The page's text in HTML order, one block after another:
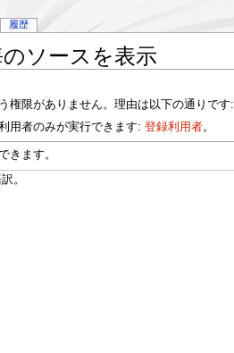
ソースを表示
権限がありません。理由は以下の通りです:
用者のみが実行できます: 登録利用者。
きます。
履歴